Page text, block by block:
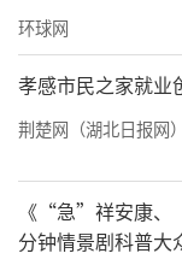
此次捐献的61
荣誉25件，涵
·最美应急人
及抗洪抗疫期
环球网
孝感市民之家就业
荆楚网（湖北日报网）
《“急”祥安康
分钟情景剧科普大